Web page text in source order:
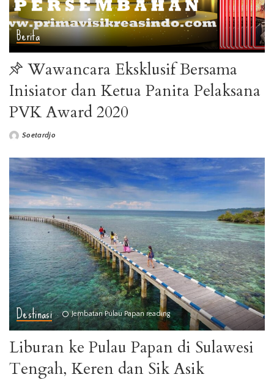
Berita
Wawancara Eksklusif Bersama
Inisiator dan Ketua Panita Pelaksana
PVK Award 2020
Soetardjo
Destinasi Jembatan Pulau Papan reading
Liburan ke Pulau Papan di Sulawesi
Tengah, Keren dan Sik Asik